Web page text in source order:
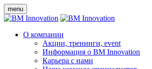
menu
О компании
Акции, тренинги, event
Информация о BM Innovation
Карьера с нами